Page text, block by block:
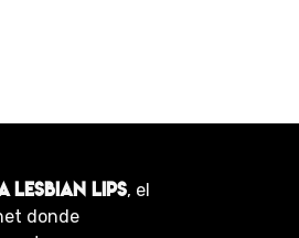
LESBIAN LIPS, el
donde